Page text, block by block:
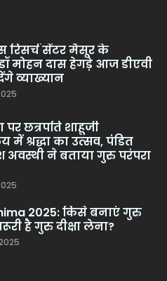
रिसर्च सेंटर मैसूर के
मोहन दास हेगड़े आज डीएवी
व्याख्यान
पर छत्रपति शाहूजी
में श्रद्धा का उत्सव, पंडित
अवस्थी ने बताया गुरु परंपरा
2025: किसे बनाएं गुरु
है गुरु दीक्षा लेना?